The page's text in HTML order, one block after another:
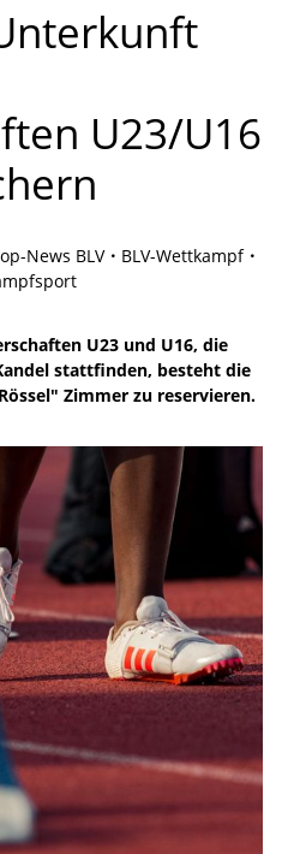
U23/U16
News BLV
BLV-Wettkampf
U23 und U16, die
stattfinden, besteht die
Zimmer zu reservieren.